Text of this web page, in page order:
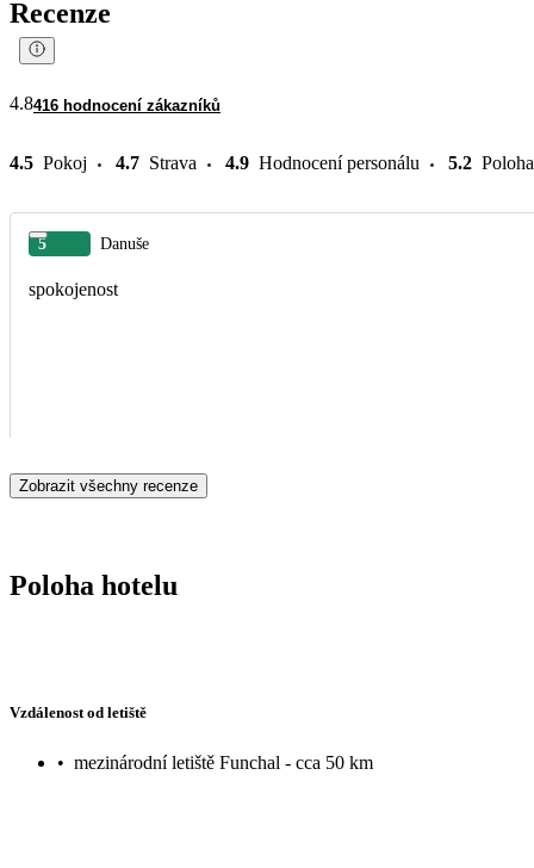
Recenze
4.8416 hodnocení zákazníků
4.5 Pokoj 4.7 Strava 4.9 Hodnocení personálu 5.2 Poloha
5 Danuše
spokojenost
Zobrazit všechny recenze
Poloha hotelu
Vzdálenost od letiště
• mezinárodní letiště Funchal - cca 50 km